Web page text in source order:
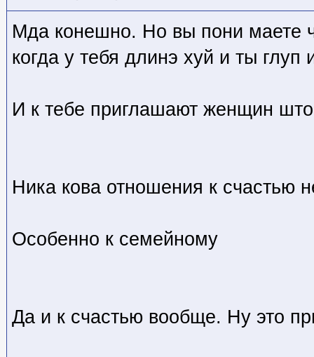
Мда конешно. Но вы пони маете
когда у тебя длинэ хуй и ты глуп
И к тебе приглашают женщин
Ника кова отношения к счастью
Особенно к семейному
Да и к счастью вообще. Ну это